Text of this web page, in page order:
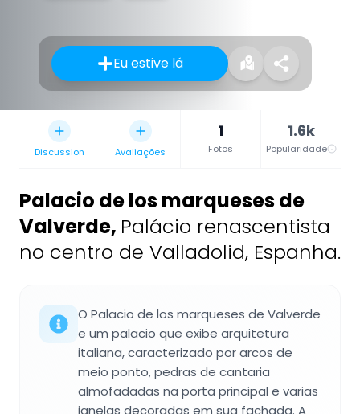
Eu estive lá
Discussion Avaliações
1
Fotos
1.6k
Popularidade
Palacio de los marqueses de
Valverde, Palácio renascentista
no centro de Valladolid, Espanha.
O Palacio de los marqueses de Valverde
e um palacio que exibe arquitetura
italiana, caracterizado por arcos de
meio ponto, pedras de cantaria
almofadadas na porta principal e varias
janelas decoradas em sua fachada. A